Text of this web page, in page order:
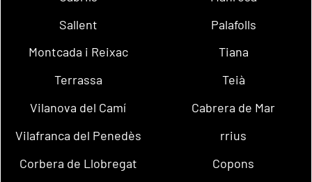
Sallent
Palafolls
Montcada i Reixac
Tiana
Terrassa
Teià
Vilanova del Camí
Cabrera de Mar
Vilafranca del Penedès
rrius
Corbera de Llobregat
Copons